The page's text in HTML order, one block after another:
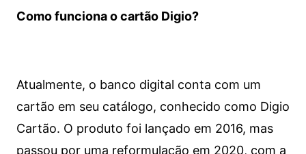
Como funciona o cartão Digio?
Atualmente, o banco digital conta com um
cartão em seu catálogo, conhecido como Digio
Cartão. O produto foi lançado em 2016, mas
passou por uma reformulação em 2020, com a